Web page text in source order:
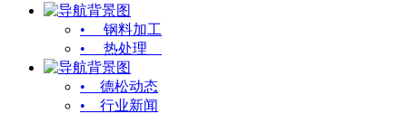
• 钢料加工
• 热处理
• 德松动态
• 行业新闻